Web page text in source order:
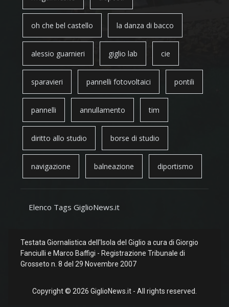
oh che bel castello la danza di bacco
alessio guarnieri giglio lab cie
sparavieri pannelli fotovoltaici pontili
pannelli annullamento tim
diritto allo studio borse di studio
navigazione balneazione diportismo
Elenco Tags GiglioNews.it
Testata Giornalistica dell'Isola del Giglio a cura di Giorgio
Fanciulli e Marco Baffigi - Registrazione Tribunale di
Grosseto n. 8 del 29 Novembre 2007
Copyright © 2026 GiglioNews.it - All rights reserved.